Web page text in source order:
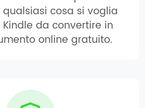
cosa si voglia
da convertire in
online gratuito.